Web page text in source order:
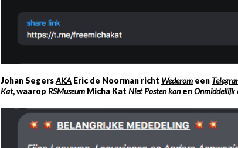
Johan SegersAKA Eric de Noorman richt Wederom een
Kat, waarop RSMuseum Micha Kat NietPostenkanenOnmiddellijk